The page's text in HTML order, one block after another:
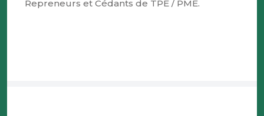
Repreneurs et Cédants de TPE / PME.